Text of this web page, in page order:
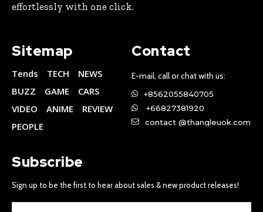
effortlessly with one click.
Sitemap
Tends TECH
NEWS
BUZZ
GAME
CARS
VIDEO
ANIME
REVIEW
PEOPLE
Contact
E-mail, call or chat with us:
+8562055840705
+66827381920
contact @thangleuok.com
Subscribe
Sign up to be the first to hear about sales & new product releases!